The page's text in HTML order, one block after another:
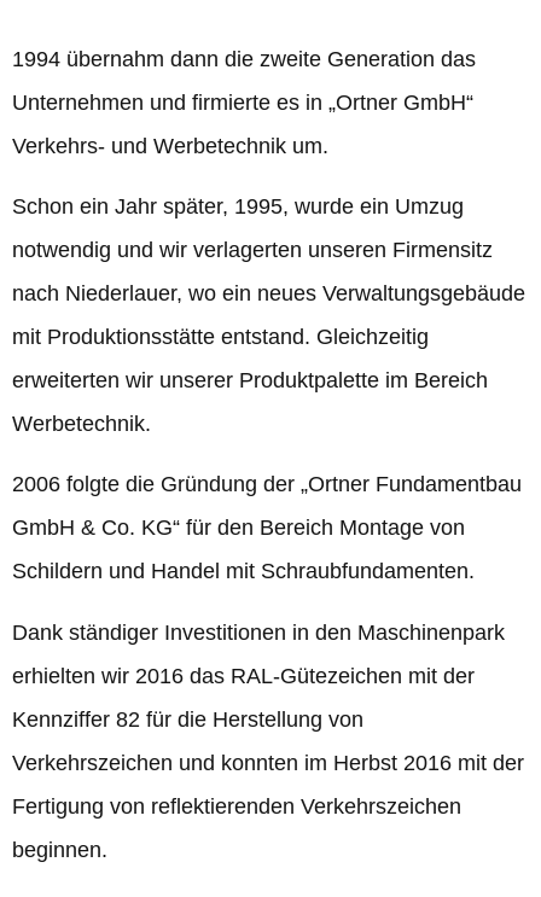
1994 übernahm dann die zweite Generation das
Unternehmen und firmierte es in „Ortner GmbH“
Verkehrs- und Werbetechnik um.
Schon ein Jahr später, 1995, wurde ein Umzug
notwendig und wir verlagerten unseren Firmensitz
nach Niederlauer, wo ein neues Verwaltungsgebäude
mit Produktionsstätte entstand. Gleichzeitig
erweiterten wir unserer Produktpalette im Bereich
Werbetechnik.
2006 folgte die Gründung der „Ortner Fundamentbau
GmbH & Co. KG“ für den Bereich Montage von
Schildern und Handel mit Schraubfundamenten.
Dank ständiger Investitionen in den Maschinenpark
erhielten wir 2016 das RAL-Gütezeichen mit der
Kennziffer 82 für die Herstellung von
Verkehrszeichen und konnten im Herbst 2016 mit der
Fertigung von reflektierenden Verkehrszeichen
beginnen.